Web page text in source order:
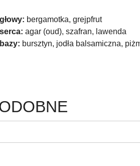
bergamotka, grejpfrut
agar (oud), szafran, lawenda
bursztyn, jodła balsamiczna,